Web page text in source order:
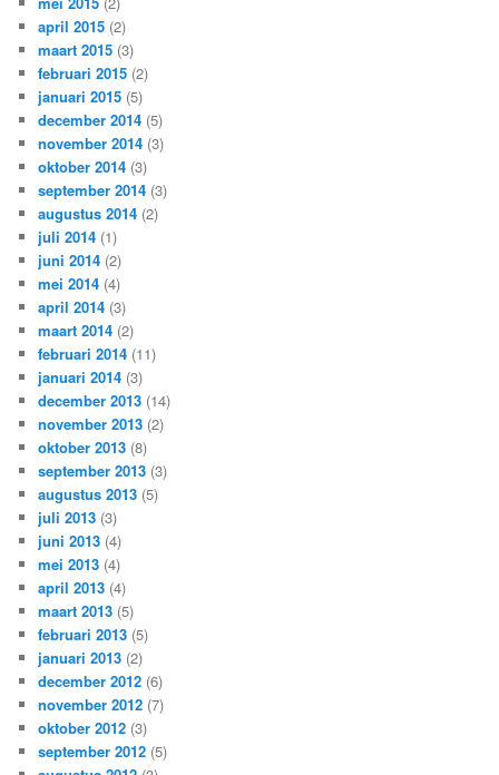
april 2015 (2)
maart 2015 (3)
februari 2015 (2)
januari 2015 (5)
december 2014 (5)
november 2014 (3)
oktober 2014 (3)
september 2014 (3)
augustus 2014 (2)
juli 2014 (1)
juni 2014 (2)
mei 2014 (4)
april 2014 (3)
maart 2014 (2)
februari 2014 (11)
januari 2014 (3)
december 2013 (14)
november 2013 (2)
oktober 2013 (8)
september 2013 (3)
augustus 2013 (5)
juli 2013 (3)
juni 2013 (4)
mei 2013 (4)
april 2013 (4)
maart 2013 (5)
februari 2013 (5)
januari 2013 (2)
december 2012 (6)
november 2012 (7)
oktober 2012 (3)
september 2012 (5)